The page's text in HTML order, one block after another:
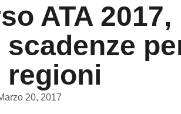
ATA 2017,
scadenze
regioni
20, 2017